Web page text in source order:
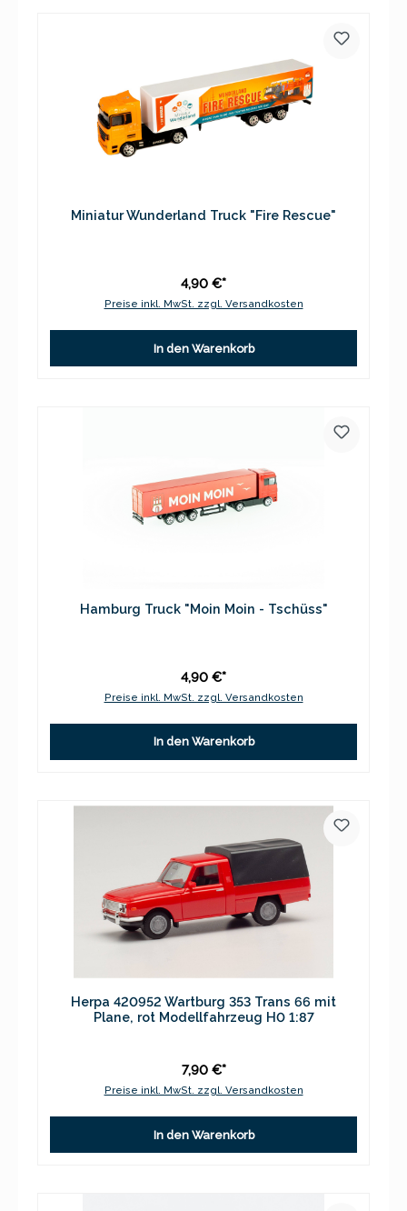
Miniatur Wunderland Truck "Fire Rescue"
4,90 €*
Preise inkl. MwSt. zzgl. Versandkosten
In den Warenkorb
Hamburg Truck "Moin Moin - Tschüss"
4,90 €*
Preise inkl. MwSt. zzgl. Versandkosten
In den Warenkorb
Herpa 420952 Wartburg 353 Trans 66 mit
Plane, rot Modellfahrzeug H0 1:87
7,90 €*
Preise inkl. MwSt. zzgl. Versandkosten
In den Warenkorb